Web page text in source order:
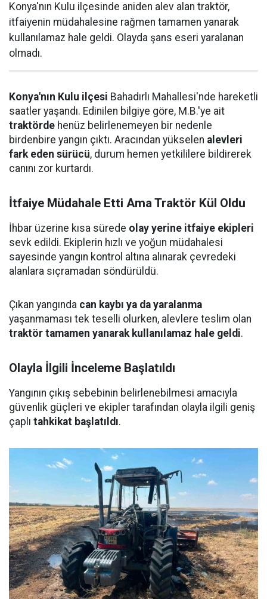
Konya'nın Kulu ilçesinde aniden alev alan traktör,
itfaiyenin müdahalesine rağmen tamamen yanarak
kullanılamaz hale geldi. Olayda şans eseri yaralanan
olmadı.
Konya'nın Kulu ilçesi Bahadırlı Mahallesi'nde hareketli
saatler yaşandı. Edinilen bilgiye göre, M.B.'ye ait
traktörde henüz belirlenemeyen bir nedenle
birdenbire yangın çıktı. Aracından yükselen alevleri
fark eden sürücü, durum hemen yetkililere bildirerek
canını zor kurtardı.
İtfaiye Müdahale Etti Ama Traktör Kül Oldu
İhbar üzerine kısa sürede olay yerine itfaiye ekipleri
sevk edildi. Ekiplerin hızlı ve yoğun müdahalesi
sayesinde yangın kontrol altına alınarak çevredeki
alanlara sıçramadan söndürüldü.
Çıkan yangında can kaybı ya da yaralanma
yaşanmaması tek teselli olurken, alevlere teslim olan
traktör tamamen yanarak kullanılamaz hale geldi.
Olayla İlgili İnceleme Başlatıldı
Yangının çıkış sebebinin belirlenebilmesi amacıyla
güvenlik güçleri ve ekipler tarafından olayla ilgili geniş
çaplı tahkikat başlatıldı.